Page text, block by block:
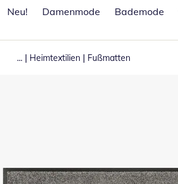
Neu!
Damenmode Bademode
... | Heimtextilien | Fußmatten